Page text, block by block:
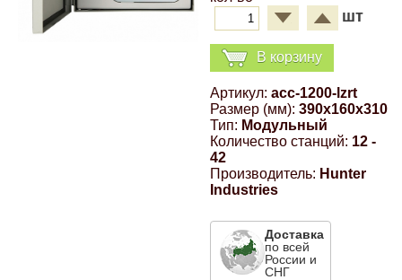
шт
В корзину
Артикул: acc-1200-lzrt
Размер (мм): 390x160x310
Тип: Модульный
Количество станций: 12 -
42
Производитель: Hunter
Industries
Доставка
по всей
России и
СНГ
Компрессионные фитинги Poliext
Honda
Эмали универсальные акриловые
Магнитные панели на холодильник